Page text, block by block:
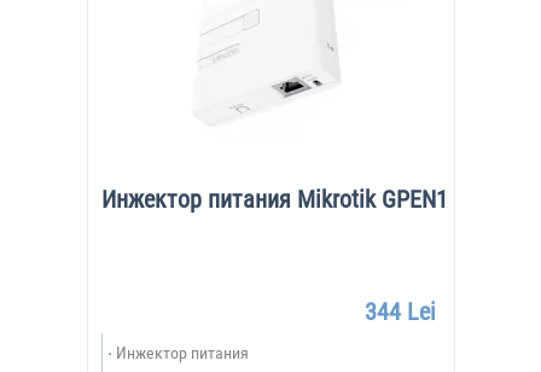
Инжектор питания Mikrotik GPEN1
344 Lei
Инжектор питания